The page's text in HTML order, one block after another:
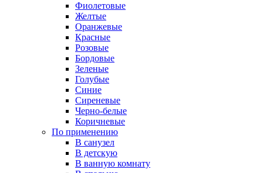
Фиолетовые
Желтые
Оранжевые
Красные
Розовые
Бордовые
Зеленые
Голубые
Синие
Сиреневые
Черно-белые
Коричневые
По применению
В санузел
В детскую
В ванную комнату